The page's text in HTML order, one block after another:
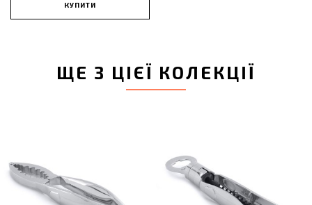
КУПИТИ
ЩЕ З ЦІЄЇ КОЛЕКЦІЇ